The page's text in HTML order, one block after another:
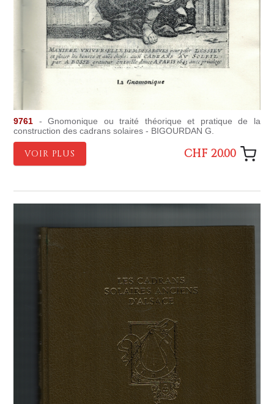
9761 - Gnomonique ou traité théorique et pratique de la
construction des cadrans solaires - BIGOURDAN G.
VOIR PLUS CHF 20.00